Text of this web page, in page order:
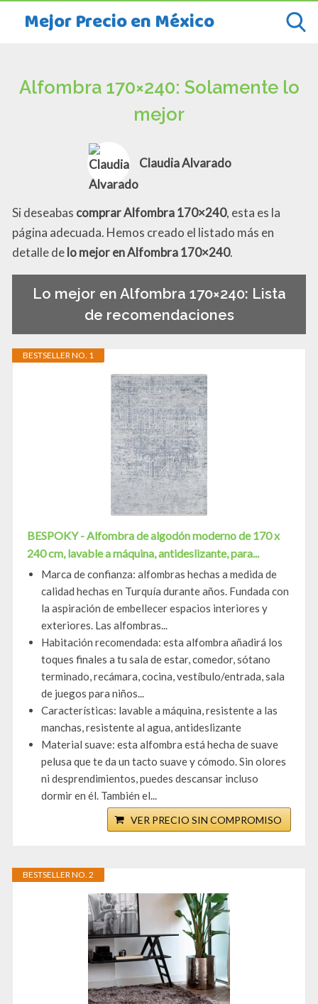
Mejor Precio en México
Alfombra 170×240: Solamente lo
mejor
Claudia Alvarado
Si deseabas comprar Alfombra 170×240, esta es la
página adecuada. Hemos creado el listado más en
detalle delo mejor en Alfombra 170×240.
Lo mejor en Alfombra 170×240: Lista
de recomendaciones
BESTSELLER NO. 1
BESPOKY - Alfombra de algodón moderno de 170 x
240 cm, lavable a máquina, antideslizante, para...
Marca de confianza: alfombras hechas a medida de
calidad hechas en Turquía durante años. Fundada con
la aspiración de embellecer espacios interiores y
exteriores. Las alfombras...
Habitación recomendada: esta alfombra añadirá los
toques finales a tu sala de estar, comedor, sótano
terminado, recámara, cocina, vestíbulo/entrada, sala
de juegos para niños...
Características: lavable a máquina, resistente a las
manchas, resistente al agua, antideslizante
Material suave: esta alfombra está hecha de suave
pelusa que te da un tacto suave y cómodo. Sin olores
ni desprendimientos, puedes descansar incluso
dormir en él. También el...
VER PRECIO SIN COMPROMISO
BESTSELLER NO. 2